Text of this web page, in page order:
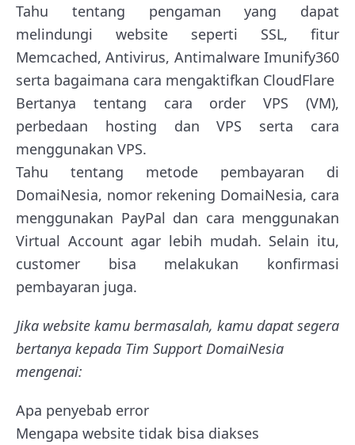
Tahu tentang pengaman yang dapat
melindungi website seperti SSL, fitur
Memcached, Antivirus, Antimalware Imunify360
serta bagaimana cara mengaktifkan CloudFlare
Bertanya tentang cara order VPS (VM),
perbedaan hosting dan VPS serta cara
menggunakan VPS.
Tahu tentang metode pembayaran di
DomaiNesia, nomor rekening DomaiNesia, cara
menggunakan PayPal dan cara menggunakan
Virtual Account agar lebih mudah. Selain itu,
customer bisa melakukan konfirmasi
pembayaran juga.
Jika website kamu bermasalah, kamu dapat segera
bertanya kepada Tim Support DomaiNesia
mengenai:
Apa penyebab error
Mengapa website tidak bisa diakses